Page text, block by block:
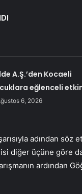
A.Ş.’den Kocaeli
eğlenceli
6, 2026
adından
diğer üçüne göre
ardından